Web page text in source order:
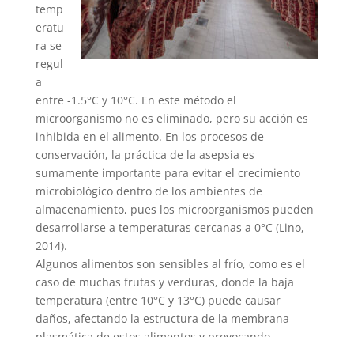
temp
eratu
ra se
regul
a
entre -1.5°C y 10°C. En este método el
microorganismo no es eliminado, pero su acción es
inhibida en el alimento. En los procesos de
conservación, la práctica de la asepsia es
sumamente importante para evitar el crecimiento
microbiológico dentro de los ambientes de
almacenamiento, pues los microorganismos pueden
desarrollarse a temperaturas cercanas a 0°C (Lino,
2014).
Algunos alimentos son sensibles al frío, como es el
caso de muchas frutas y verduras, donde la baja
temperatura (entre 10°C y 13°C) puede causar
daños, afectando la estructura de la membrana